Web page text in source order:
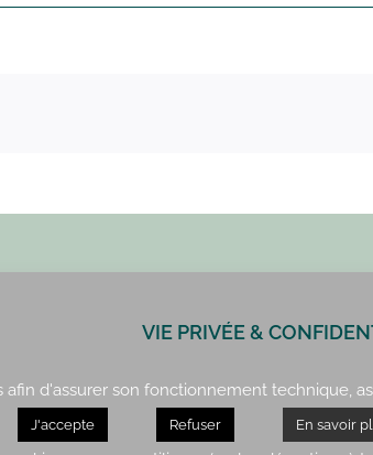
VIE PRIVÉE &
afin d'assurer son fonctionnement technique,
J'accepte Refuser En savoir